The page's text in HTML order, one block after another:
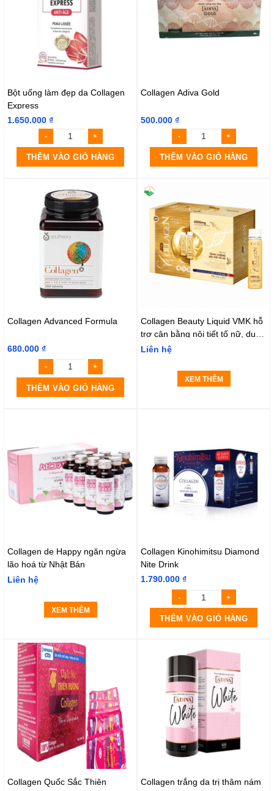
Bột uống làm đẹp da Collagen
Express
1.650.000 ₫
THÊM VÀO GIỎ HÀNG
Collagen Adiva Gold
500.000 ₫
THÊM VÀO GIỎ HÀNG
Collagen Advanced Formula
680.000 ₫
THÊM VÀO GIỎ HÀNG
Collagen Beauty Liquid VMK hỗ
trợ cân bằng nội tiết tố nữ, duy
trì độ ẩm và sự đàn hồi (Hộp 10
Liên hệ
XEM THÊM
Collagen de Happy ngăn ngừa
lão hoá từ Nhật Bản
Liên hệ
XEM THÊM
Collagen Kinohimitsu Diamond
Nite Drink
1.790.000 ₫
THÊM VÀO GIỎ HÀNG
Collagen Quốc Sắc Thiên
Collagen trắng da trị thâm nám